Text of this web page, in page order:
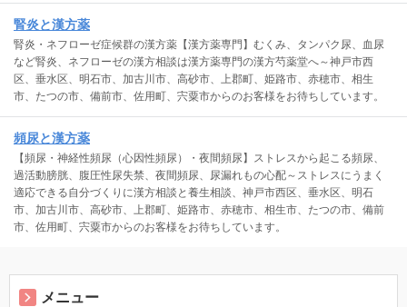
腎炎と漢方薬
腎炎・ネフローゼ症候群の漢方薬【漢方薬専門】むくみ、タンパク尿、血尿
など腎炎、ネフローゼの漢方相談は漢方薬専門の漢方芍薬堂へ～神戸市西
区、垂水区、明石市、加古川市、高砂市、上郡町、姫路市、赤穂市、相生
市、たつの市、備前市、佐用町、宍粟市からのお客様をお待ちしています。
頻尿と漢方薬
【頻尿・神経性頻尿（心因性頻尿）・夜間頻尿】ストレスから起こる頻尿、
過活動膀胱、腹圧性尿失禁、夜間頻尿、尿漏れもの心配～ストレスにうまく
適応できる自分づくりに漢方相談と養生相談、神戸市西区、垂水区、明石
市、加古川市、高砂市、上郡町、姫路市、赤穂市、相生市、たつの市、備前
市、佐用町、宍粟市からのお客様をお待ちしています。
メニュー